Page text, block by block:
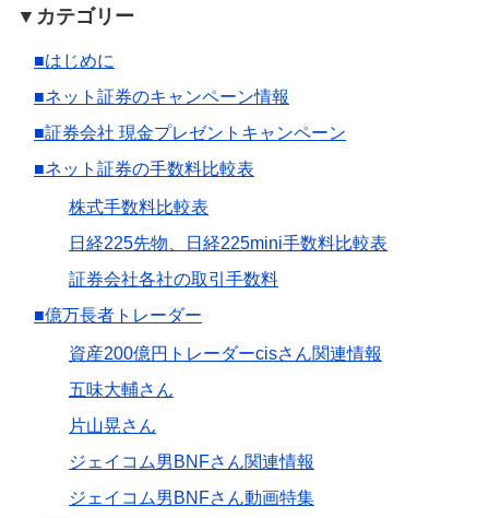
▼カテゴリー
■はじめに
■ネット証券のキャンペーン情報
■証券会社 現金プレゼントキャンペーン
■ネット証券の手数料比較表
株式手数料比較表
日経225先物、日経225mini手数料比較表
証券会社各社の取引手数料
■億万長者トレーダー
資産200億円トレーダーcisさん関連情報
五味大輔さん
片山晃さん
ジェイコム男BNFさん関連情報
ジェイコム男BNFさん動画特集